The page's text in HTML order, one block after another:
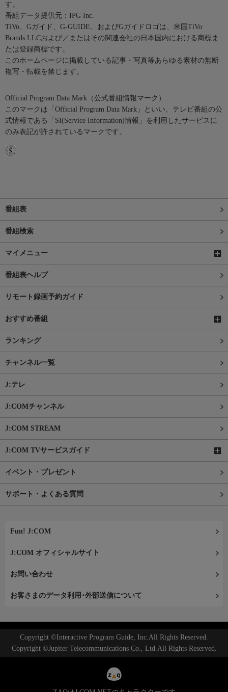
す。
番組データ提供元：IPG Inc.
TiVo、Gガイド、G-GUIDE、およびGガイドロゴは、米国TiVo
Brands LLCおよび／またはその関連会社の日本国内における商標ま
たは登録商標です。
このホームページに掲載している記事・写真等あらゆる素材の無断
複写・転載を禁じます。
Official Program Data Mark（公式番組情報マーク）
このマークは「Official Program Data Mark」といい、テレビ番組の公
式情報である「SI(Service Information)情報」を利用したサービスに
のみ表記が許されているマークです。
番組表
番組検索
マイメニュー
番組表ヘルプ
リモート録画予約ガイド
おすすめ番組
ランキング
チャンネル一覧
J:テレ
J:COMチャンネル
J:COM STREAM
J:COM TVサービスガイド
イベント・プレゼント
サポート・よくある質問
Fun! J:COM
J:COM オフィシャルサイト
お問い合わせ
お客さまのデータ利用･外部送信について
Copyright ©Interactive Program Guide, Inc.All Rights Reserved.
Copyright ©Jupiter Telecommunications Co., Ltd.All Rights Reserved.